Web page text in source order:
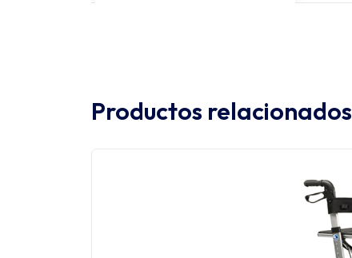
Productos relacionados